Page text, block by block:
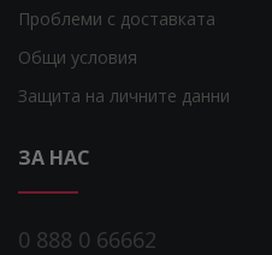
Проблеми с доставката
Общи условия
Защита на личните данни
ЗА НАС
0 888 0 66662